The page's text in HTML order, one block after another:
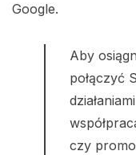
Google.
Aby
połączyć
czy